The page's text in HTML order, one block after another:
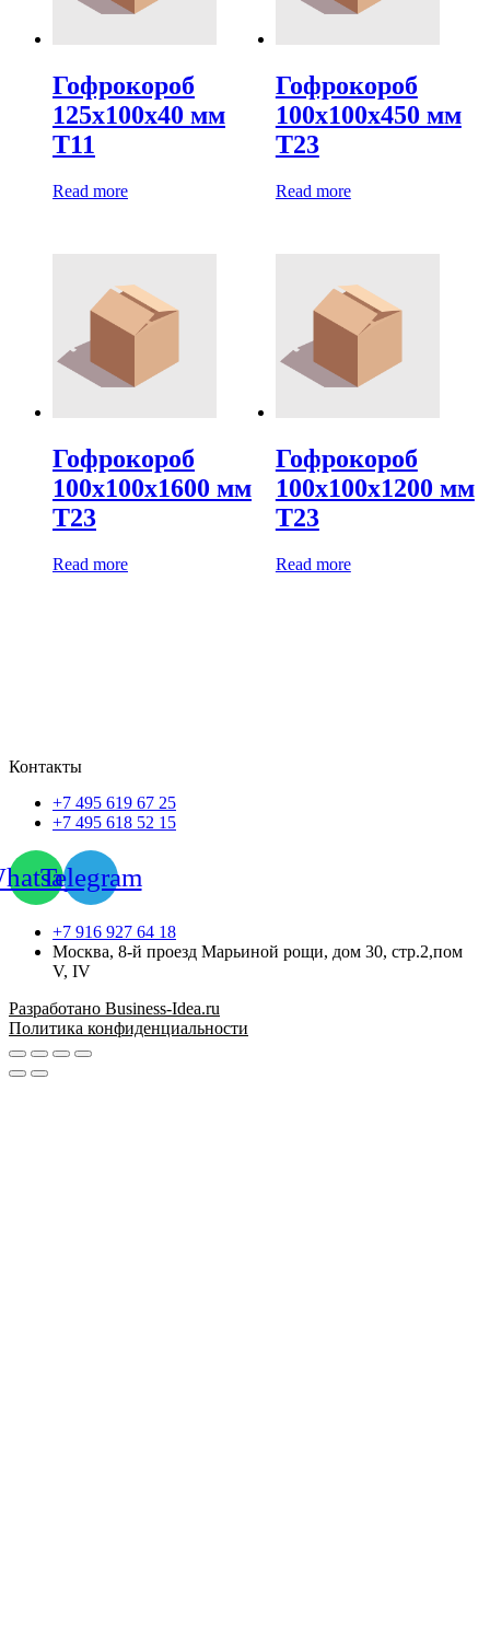
Гофрокороб
125х100х40 мм
Т11
Read more
Гофрокороб
100х100х450 мм
Т23
Read more
Гофрокороб
100х100х1600 мм
Т23
Read more
Гофрокороб
100х100х1200 мм
Т23
Read more
Контакты
+7 495 619 67 25
+7 495 618 52 15
Telegram
+7 916 927 64 18
Москва, 8-й проезд Марьиной рощи, дом 30, стр.2,пом
V, IV
Разработано Business-Idea.ru
Политика конфиденциальности